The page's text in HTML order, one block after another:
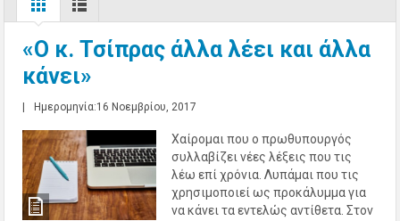
«Ο κ. Τσίπρας άλλα λέει και άλλα
κάνει»
Ημερομηνία:16 Νοεμβρίου, 2017
Χαίρομαι που ο πρωθυπουργός
συλλαβίζει νέες λέξεις που τις
λέω επί χρόνια. Λυπάμαι που τις
χρησιμοποιεί ως προκάλυμμα για
να κάνει τα εντελώς αντίθετα. Στον